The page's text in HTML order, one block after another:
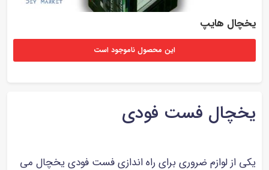
یخچال هایپ
این محصول ناموجود است
یخچال فست فودی
یکی از لوازم ضروری برای راه اندازی فست فودی یخچال می